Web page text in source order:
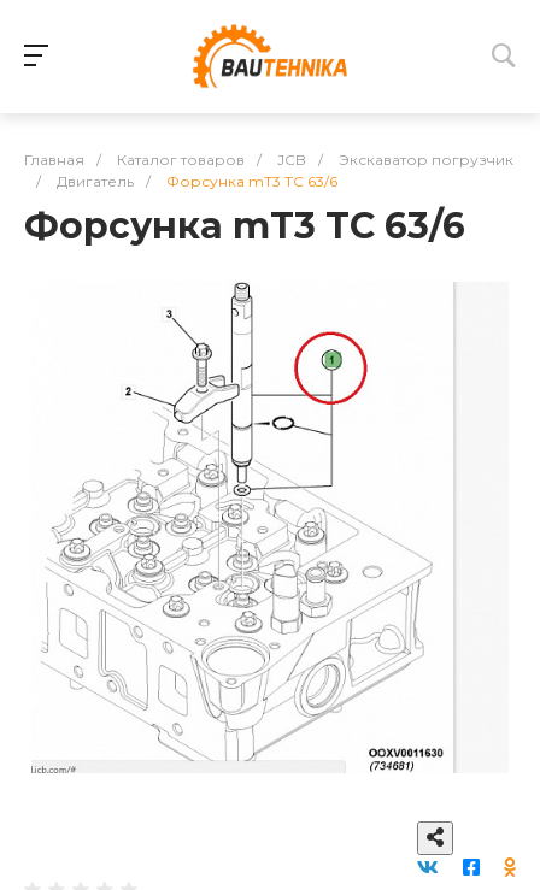
Главная / Каталог товаров / JCB /
Экскаватор погрузчик
/
Двигатель / Форсунка mT3 TC 63/6
Форсунка mT3 TC 63/6